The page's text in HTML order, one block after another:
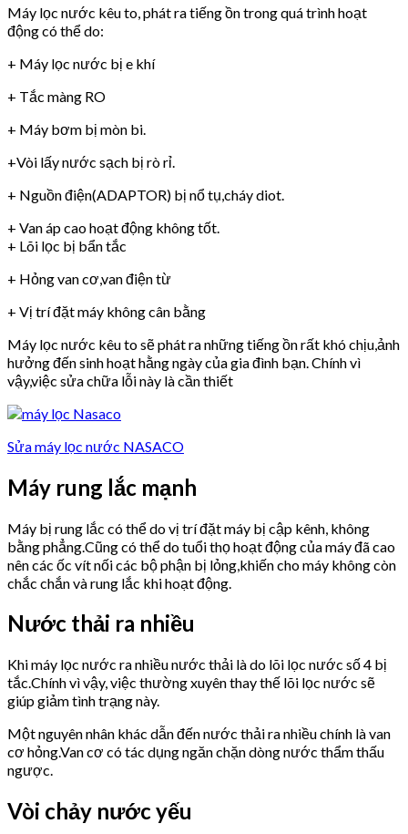
Máy lọc nước kêu to, phát ra tiếng ồn trong quá trình hoạt
động có thể do:
+ Máy lọc nước bị e khí
+ Tắc màng RO
+ Máy bơm bị mòn bi.
+Vòi lấy nước sạch bị rò rỉ.
+ Nguồn điện(ADAPTOR) bị nổ tụ,cháy diot.
+ Van áp cao hoạt động không tốt.
+ Lõi lọc bị bẩn tắc
+ Hỏng van cơ,van điện từ
+ Vị trí đặt máy không cân bằng
Máy lọc nước kêu to sẽ phát ra những tiếng ồn rất khó chịu,ảnh
hưởng đến sinh hoạt hằng ngày của gia đình bạn. Chính vì
vậy,việc sửa chữa lỗi này là cần thiết
Sửa máy lọc nước NASACO
Máy rung lắc mạnh
Máy bị rung lắc có thể do vị trí đặt máy bị cập kênh, không
bằng phẳng.Cũng có thể do tuổi thọ hoạt động của máy đã cao
nên các ốc vít nối các bộ phận bị lỏng,khiến cho máy không còn
chắc chắn và rung lắc khi hoạt động.
Nước thải ra nhiều
Khi máy lọc nước ra nhiều nước thải là do lõi lọc nước số 4 bị
tắc.Chính vì vậy, việc thường xuyên thay thế lõi lọc nước sẽ
giúp giảm tình trạng này.
Một nguyên nhân khác dẫn đến nước thải ra nhiều chính là van
cơ hỏng.Van cơ có tác dụng ngăn chặn dòng nước thẩm thấu
ngược.
Vòi chảy nước yếu